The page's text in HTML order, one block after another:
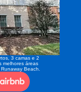
3 camas e 2
melhores áreas
Beach.